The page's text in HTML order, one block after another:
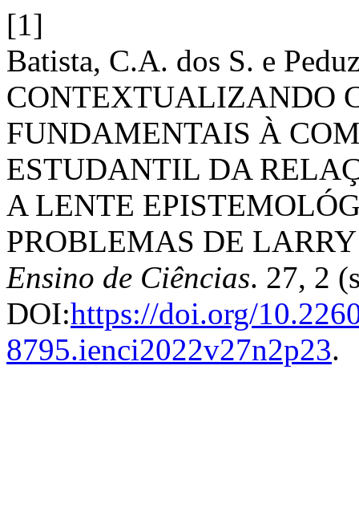
[1]
Batista, C.A. dos S. e
CONTEXTUALIZANDO
FUNDAMENTAIS À
ESTUDANTIL DA
A LENTE
PROBLEMAS DE
Ensino de Ciências. 27, 2
DOI:https://doi.org/
8795.ienci2022v27n2p23.